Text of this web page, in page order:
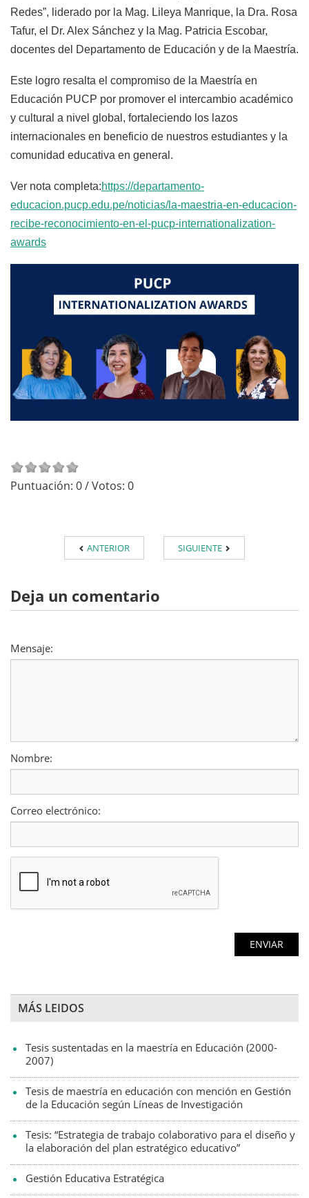
Redes”, liderado por la Mag. Lileya Manrique, la Dra. Rosa
Tafur, el Dr. Alex Sánchez y la Mag. Patricia Escobar,
docentes del Departamento de Educación y de la Maestría.
Este logro resalta el compromiso de la Maestría en
Educación PUCP por promover el intercambio académico
y cultural a nivel global, fortaleciendo los lazos
internacionales en beneficio de nuestros estudiantes y la
comunidad educativa en general.
Ver nota completa:https://departamento-
educacion.pucp.edu.pe/noticias/la-maestria-en-educacion-
recibe-reconocimiento-en-el-pucp-internationalization-
awards
Puntuación: 0/ Votos: 0
ANTERIOR SIGUIENTE
Deja un comentario
Mensaje:
Nombre:
Correo electrónico:
MÁS LEIDOS
Tesis sustentadas en la maestría en Educación (2000-
2007)
Tesis de maestría en educación con mención en Gestión
de la Educación según Líneas de Investigación
Tesis: “Estrategia de trabajo colaborativo para el diseño y
la elaboración del plan estratégico educativo”
Gestión Educativa Estratégica